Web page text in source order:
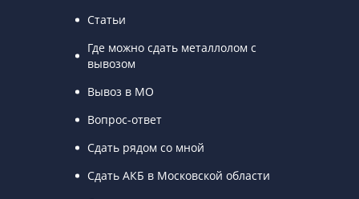
Статьи
Где можно сдать металлолом с
вывозом
Вывоз в МО
Вопрос-ответ
Сдать рядом со мной
Сдать АКБ в Московской области